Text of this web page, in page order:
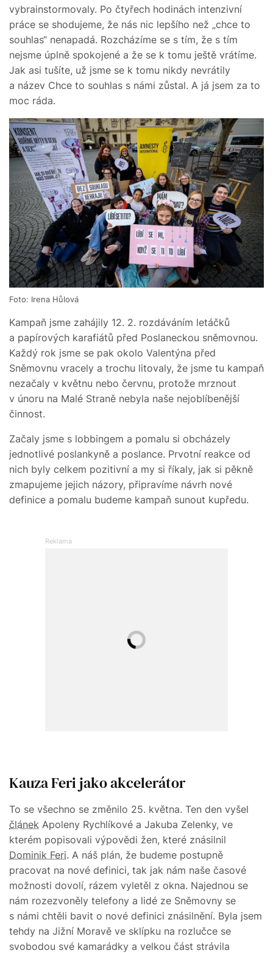
vybrainstormovaly. Po čtyřech hodinách intenzivní
práce se shodujeme, že nás nic lepšího než „chce to
souhlas“ nenapadá. Rozcházíme se s tím, že s tím
nejsme úplně spokojené a že se k tomu ještě vrátíme.
Jak asi tušíte, už jsme se k tomu nikdy nevrátily
a název Chce to souhlas s námi zůstal. A já jsem za to
moc ráda.
Foto: Irena Hůlová
Kampaň jsme zahájily 12. 2. rozdáváním letáčků
a papírových karafiátů před Poslaneckou sněmovnou.
Každý rok jsme se pak okolo Valentýna před
Sněmovnu vracely a trochu litovaly, že jsme tu kampaň
nezačaly v květnu nebo červnu, protože mrznout
v únoru na Malé Straně nebyla naše nejoblíbenější
činnost.
Začaly jsme s lobbingem a pomalu si obcházely
jednotlivé poslankyně a poslance. Prvotní reakce od
nich byly celkem pozitivní a my si říkaly, jak si pěkně
zmapujeme jejich názory, připravíme návrh nové
definice a pomalu budeme kampaň sunout kupředu.
Kauza Feri jako akcelerátor
To se všechno se změnilo 25. května. Ten den vyšel
článek Apoleny Rychlíkové a Jakuba Zelenky, ve
kterém popisovali výpovědi žen, které znásilnil
Dominik Feri. A náš plán, že budeme postupně
pracovat na nové definici, tak jak nám naše časové
možnosti dovolí, rázem vyletěl z okna. Najednou se
nám rozezvoněly telefony a lidé ze Sněmovny se
s námi chtěli bavit o nové definici znásilnění. Byla jsem
tehdy na Jižní Moravě ve sklípku na rozlučce se
svobodou své kamarádky a velkou část strávila